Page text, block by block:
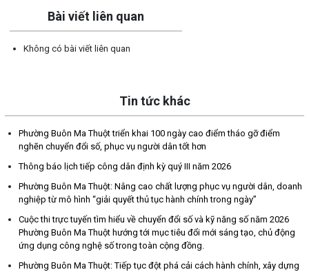
Bài viết liên quan
Không có bài viết liên quan
Tin tức khác
Phường Buôn Ma Thuột triển khai 100 ngày cao điểm tháo gỡ điểm
nghẽn chuyển đổi số, phục vụ người dân tốt hơn
Thông báo lịch tiếp công dân định kỳ quý III năm 2026
Phường Buôn Ma Thuột: Nâng cao chất lượng phục vụ người dân, doanh
nghiệp từ mô hình “giải quyết thủ tục hành chính trong ngày”
Cuộc thi trực tuyến tìm hiểu về chuyển đổi số và kỹ năng số năm 2026
Phường Buôn Ma Thuột hướng tới mục tiêu đổi mới sáng tạo, chủ động
ứng dụng công nghệ số trong toàn cộng đồng.
Phường Buôn Ma Thuột: Tiếp tục đột phá cải cách hành chính, xây dựng